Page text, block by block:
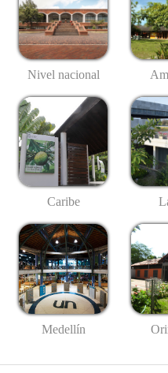
Nivel nacional
Caribe
Medellín